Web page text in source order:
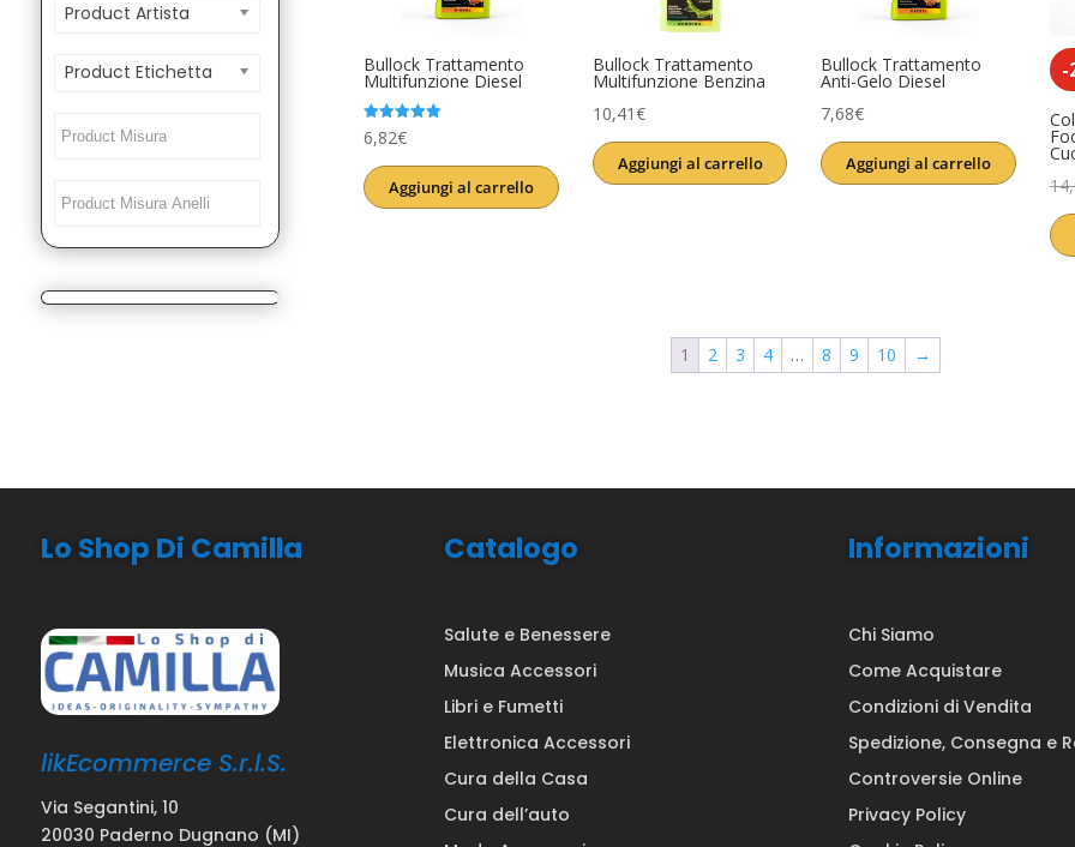
Product Artista
Product Etichetta Bullock Trattamento
Multifunzione Diesel
Valutato
5.00
6,82€
Aggiungi al carrello
Bullock Trattamento
Multifunzione Benzina
10,41€
Aggiungi al carrello
Bullock Trattamento
Anti-Gelo Diesel
7,68€
Aggiungi al carrello
-
1 2 3 4 … 8 9 10 →
Lo Shop Di Camilla
likEcommerce S.r.l.S.
Via Segantini, 10
20030 Paderno Dugnano (MI)
Catalogo
Salute e Benessere
Musica Accessori
Libri e Fumetti
Elettronica Accessori
Cura della Casa
Cura dell’auto
Informazioni
Chi Siamo
Come Acquistare
Condizioni di Vendita
Spedizione, Consegna e
Controversie Online
Privacy Policy